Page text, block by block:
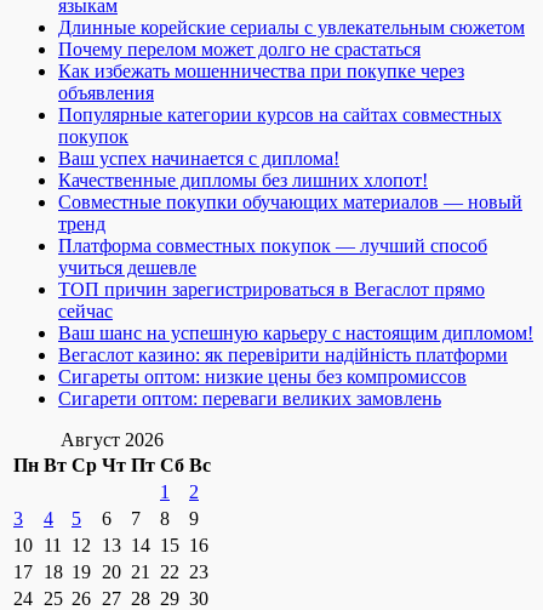
языкам
Длинные корейские сериалы с увлекательным сюжетом
Почему перелом может долго не срастаться
Как избежать мошенничества при покупке через
объявления
Популярные категории курсов на сайтах совместных
покупок
Ваш успех начинается с диплома!
Качественные дипломы без лишних хлопот!
Совместные покупки обучающих материалов — новый
тренд
Платформа совместных покупок — лучший способ
учиться дешевле
ТОП причин зарегистрироваться в Вегаслот прямо
сейчас
Ваш шанс на успешную карьеру с настоящим дипломом!
Вегаслот казино: як перевірити надійність платформи
Сигареты оптом: низкие цены без компромиссов
Сигарети оптом: переваги великих замовлень
Август 2026
Пн Вт Ср Чт Пт Сб Вс
1
2
3
4 5 6 7 8
9
10 11 12 13 14 15 16
17 18 19 20 21 22 23
24 25 26 27 28 29 30